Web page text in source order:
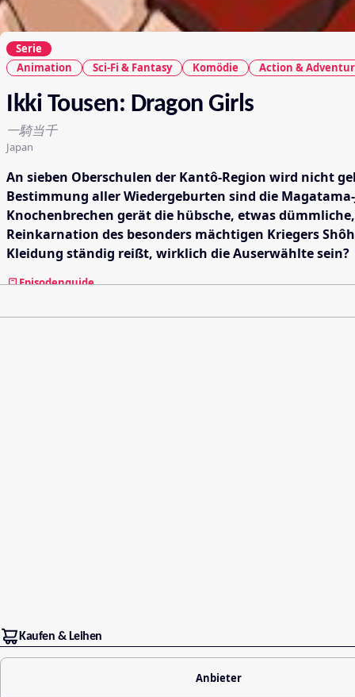
Serie
Animation
Sci-Fi & Fantasy Komödie Action &
Ikki Tousen: Dragon Girls
一騎当千
Japan
An sieben Oberschulen der Kantô-Region wird nicht
Bestimmung aller Wiedergeburten sind die
Knochenbrechen gerät die hübsche, etwas
Reinkarnation des besonders mächtigen Kriegers
Kleidung ständig reißt, wirklich die Auserwählte sein?
Episodenguide
Kaufen & Leihen
Anbieter